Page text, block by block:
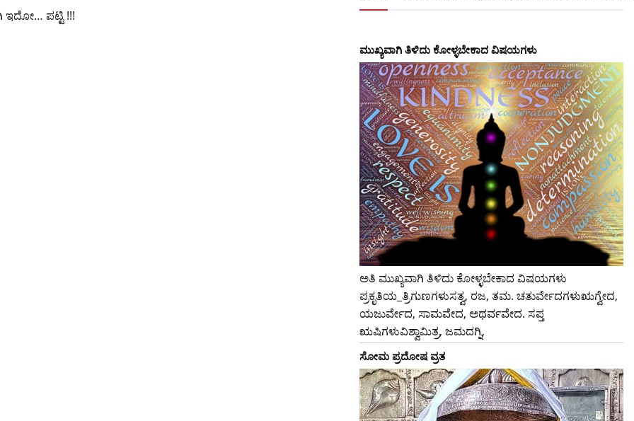
ಇದೋ… ಪಟ್ಟಿ !!!
ಮುಖ್ಯವಾಗಿ ತಿಳಿದು ಕೋಳ್ಳಬೇಕಾದ ವಿಷಯಗಳು
ಅತಿ ಮುಖ್ಯವಾಗಿ ತಿಳಿದು ಕೋಳ್ಳಬೇಕಾದ ವಿಷಯಗಳು
ಪ್ರಕೃತಿಯ_ತ್ರಿಗುಣಗಳುಸತ್ವ, ರಜ, ತಮ. ಚತುರ್ವೇದಗಳುಋಗ್ವೇದ,
ಯಜುರ್ವೇದ, ಸಾಮವೇದ, ಅಥರ್ವವೇದ. ಸಪ್ತ
ಋಷಿಗಳುವಿಶ್ವಾಮಿತ್ರ, ಜಮದಗ್ನಿ,
ಸೋಮ ಪ್ರದೋಷ ವ್ರತ